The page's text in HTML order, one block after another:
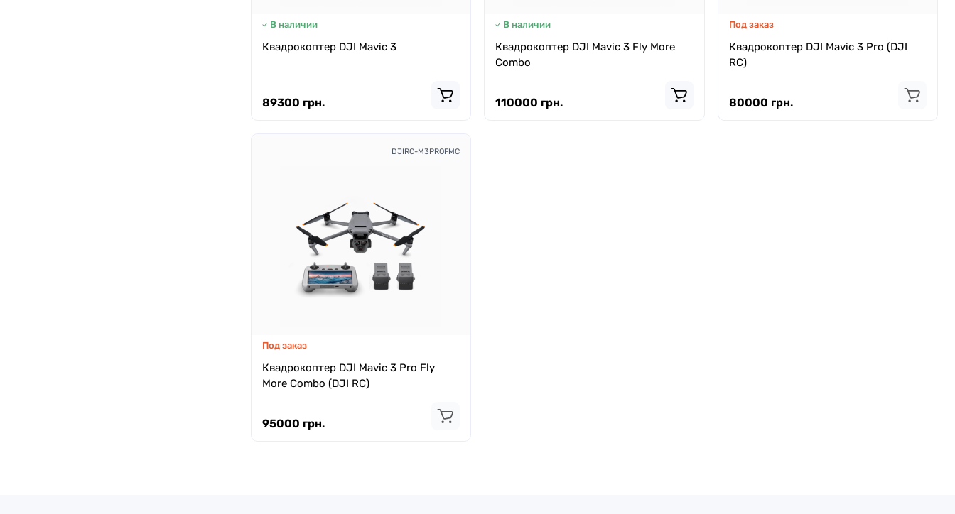
В наличии
Квадрокоптер DJI Mavic 3
89300 грн.
В наличии
Квадрокоптер DJI Mavic 3 Fly More
Combo
110000 грн.
Под заказ
Квадрокоптер DJI Mavic 3 Pro (DJI
RC)
80000 грн.
DJIRC-M3PROFMC
Под заказ
Квадрокоптер DJI Mavic 3 Pro Fly
More Combo (DJI RC)
95000 грн.